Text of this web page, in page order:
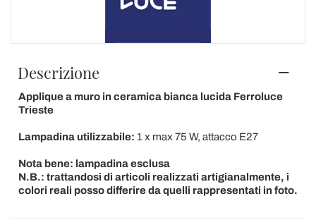
Descrizione
Applique a muro in ceramica bianca lucida Ferroluce
Trieste
Lampadina utilizzabile: 1 x max 75 W, attacco E27
Nota bene: lampadina esclusa
N.B.: trattandosi di articoli realizzati artigianalmente, i
colori reali posso differire da quelli rappresentati in foto.